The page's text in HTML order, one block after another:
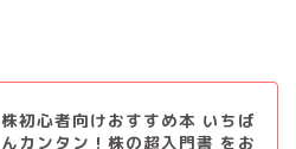
株初心者向けおすすめ本 いちば
んカンタン！株の超入門書 をお